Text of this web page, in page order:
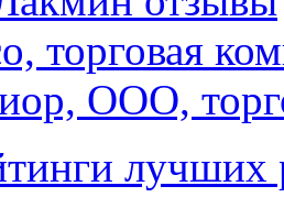
торговая
ООО,
лучших